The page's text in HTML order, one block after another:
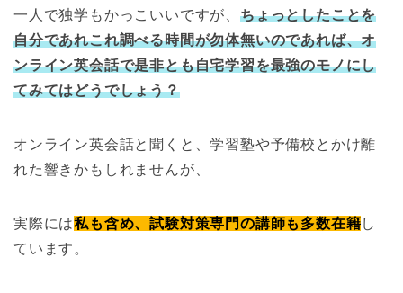
一人で独学もかっこいいですが、 ちょっとしたことを
自分であれこれ調べる時間が勿体無いのであれば、オ
ンライン英会話で是非とも自宅学習を最強のモノにし
てみてはどうでしょう？
オンライン英会話と聞くと、学習塾や予備校とかけ離
れた響きかもしれませんが、
実際には私も含め、試験対策専門の講師も多数在籍し
ています。